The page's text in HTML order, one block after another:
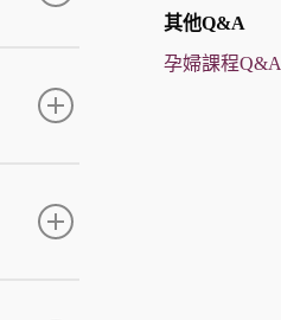
其他Q&A
孕婦課程Q&A